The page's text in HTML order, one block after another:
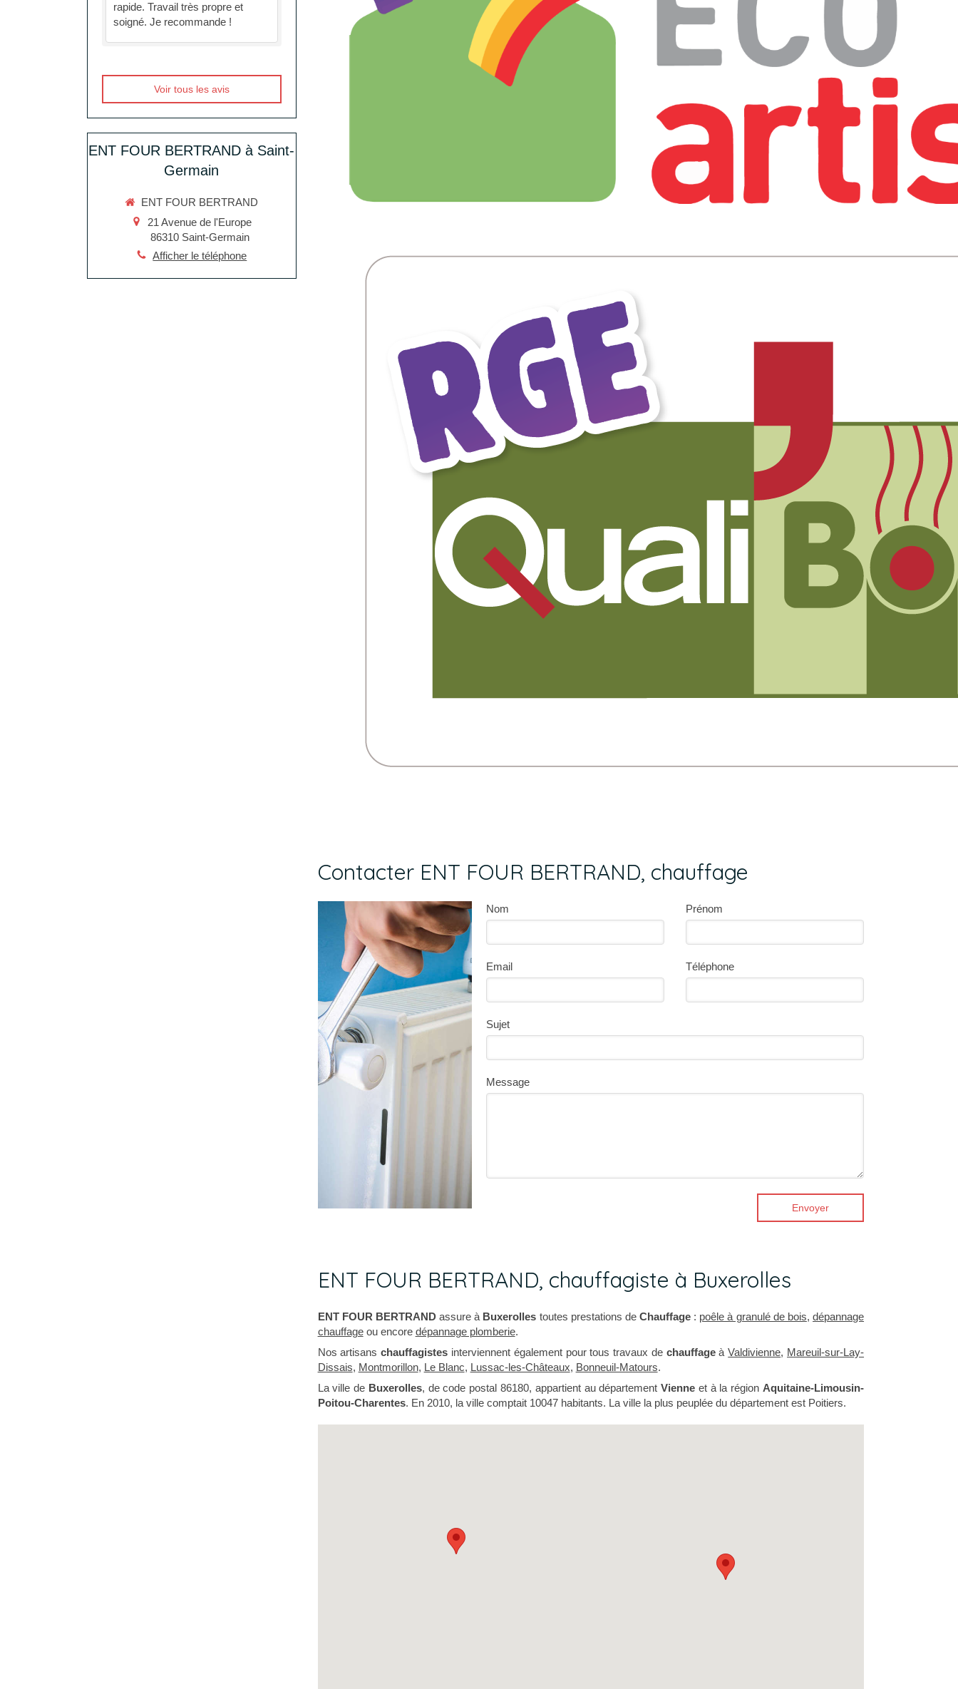
Contacter ENT FOUR BERTRAND, chauffage
Nom Prénom
Email Téléphone
Sujet
Message
Envoyer
ENT FOUR BERTRAND, chauffagiste à Buxerolles
ENT FOUR BERTRANDassure à Buxerolles toutes prestations de Chauffage: poêle à granulé de bois,dépannage
chauffageou encore dépannage plomberie.
Nos artisanschauffagistes interviennent également pour tous travaux de chauffageàValdivienne, Mareuil-sur-Lay-
Dissais, Montmorillon, Le Blanc, Lussac-les-Châteaux, Bonneuil-Matours.
La ville de Buxerolles, de code postal 86180, appartient au départementVienne et à la région Aquitaine-Limousin-
Poitou-Charentes. En 2010, la ville comptait 10047 habitants. La ville la plus peuplée du département est Poitiers.
rapide. Travail très propre et
soigné. Je recommande !
Voir tous les avis
ENT FOUR BERTRAND à Saint-
Germain
ENT FOUR BERTRAND
21 Avenue de l'Europe
86310 Saint-Germain
Afficher le téléphone